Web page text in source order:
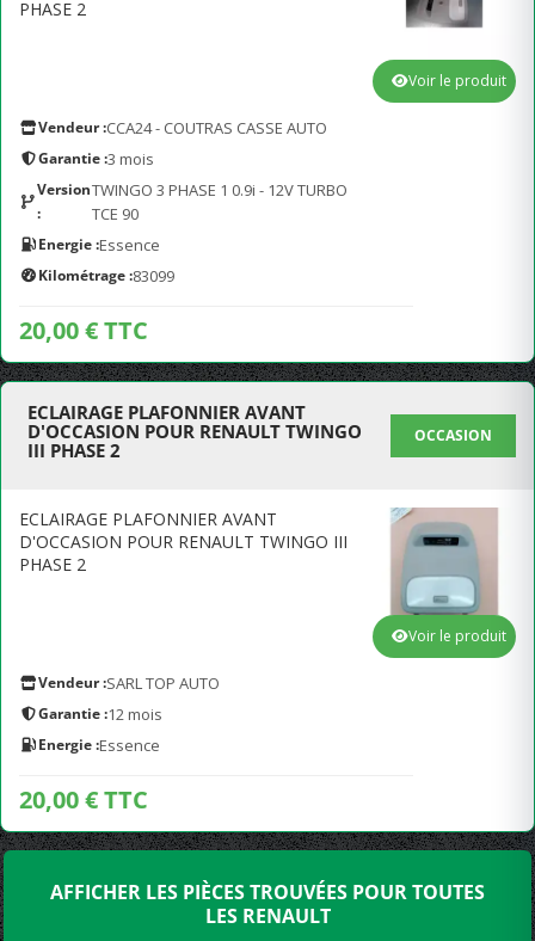
PHASE 2
Vendeur :CCA24 - COUTRAS CASSE AUTO
Garantie :3 mois
Version
:
TWINGO 3 PHASE 1 0.9i - 12V TURBO
TCE 90
Energie :Essence
Kilométrage :83099
20,00 € TTC
Voir le produit
ECLAIRAGE PLAFONNIER AVANT
D'OCCASION POUR RENAULT TWINGO
III PHASE 2
OCCASION
ECLAIRAGE PLAFONNIER AVANT
D'OCCASION POUR RENAULT TWINGO III
PHASE 2
Vendeur :SARL TOP AUTO
Garantie :12 mois
Energie :Essence
20,00 € TTC
Voir le produit
AFFICHER LES PIÈCES TROUVÉES POUR TOUTES
LES RENAULT